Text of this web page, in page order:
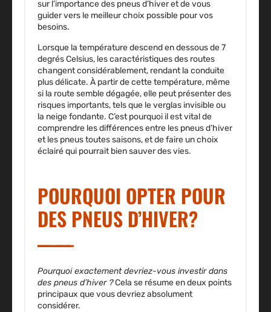
sur l’importance des pneus d’hiver et de vous
guider vers le meilleur choix possible pour vos
besoins.
Lorsque la température descend en dessous de 7
degrés Celsius, les caractéristiques des routes
changent considérablement, rendant la conduite
plus délicate. À partir de cette température, même
si la route semble dégagée, elle peut présenter des
risques importants, tels que le verglas invisible ou
la neige fondante. C’est pourquoi il est vital de
comprendre les différences entre les pneus d’hiver
et les pneus toutes saisons, et de faire un choix
éclairé qui pourrait bien sauver des vies.
POURQUOI OPTER POUR
DES PNEUS D’HIVER?
Pourquoi exactement devriez-vous investir dans
des pneus d’hiver ?Cela se résume en deux points
principaux que vous devriez absolument
considérer.